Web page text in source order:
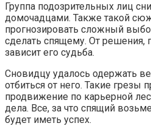
Группа подозрительных лиц
домочадцами. Также такой
прогнозировать сложный
сделать спящему. От решения,
зависит его судьба.
Сновидцу удалось одержать
отбиться от него. Такие грезы
продвижение по карьерной
дела. Все, за что спящий
будет иметь успех.